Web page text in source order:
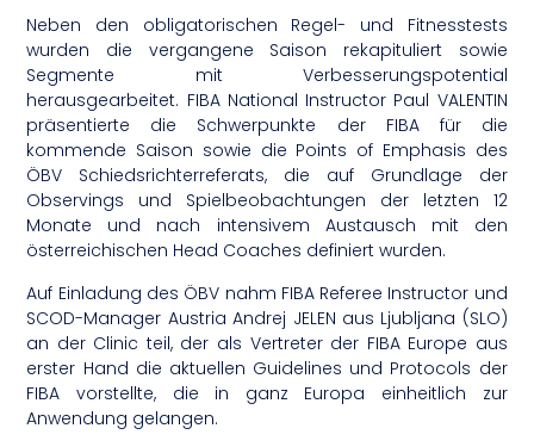
Neben den obligatorischen Regel- und Fitnesstests
wurden die vergangene Saison rekapituliert sowie
Segmente mit Verbesserungspotential
herausgearbeitet. FIBA National Instructor Paul VALENTIN
präsentierte die Schwerpunkte der FIBA für die
kommende Saison sowie die Points of Emphasis des
ÖBV Schiedsrichterreferats, die auf Grundlage der
Observings und Spielbeobachtungen der letzten 12
Monate und nach intensivem Austausch mit den
österreichischen Head Coaches definiert wurden.
Auf Einladung des ÖBV nahm FIBA Referee Instructor und
SCOD-Manager Austria Andrej JELEN aus Ljubljana (SLO)
an der Clinic teil, der als Vertreter der FIBA Europe aus
erster Hand die aktuellen Guidelines und Protocols der
FIBA vorstellte, die in ganz Europa einheitlich zur
Anwendung gelangen.